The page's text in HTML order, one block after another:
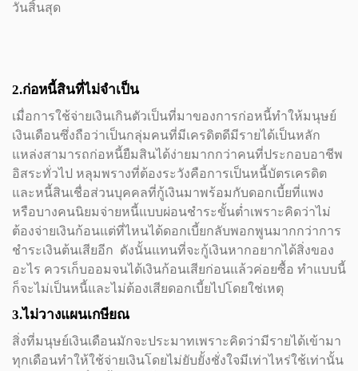
วันสิ้นสุด
2.ก่อหนี้สินที่ไม่จำเป็น
เมื่อการใช้จ่ายเงินเกินตัวเป็นที่มาของการก่อหนี้ทำให้มนุษย์
เงินเดือนซึ่งถือว่าเป็นกลุ่มคนที่มีเครดิตดีมีรายได้เป็นหลัก
แหล่งสามารถก่อหนี้ยืมสินได้ง่ายมากกว่าคนที่ประกอบอาชีพ
อิสระทั่วไป หลุมพรางที่ต้องระวังคือการเป็นหนี้บัตรเครดิต
และหนี้สินเชื่อส่วนบุคคลที่กู้เงินมาพร้อมกับดอกเบี้ยที่แพง
หรือบางคนนิยมจ่ายหนี้แบบผ่อนชำระขั้นต่ำเพราะคิดว่าไม่
ต้องจ่ายเงินก้อนแต่ที่ไหนได้ดอกเบี้ยกลับพอกพูนมากกว่าการ
ชำระเงินต้นเสียอีก ดังนั้นแทนที่จะกู้เงินหากอยากได้สิ่งของ
อะไร ควรเก็บออมจนได้เงินก้อนเสียก่อนแล้วค่อยซื้อ ทำแบบนี้
ก็จะไม่เป็นหนี้และไม่ต้องเสียดอกเบี้ยไปโดยใช่เหตุ
3.ไม่วางแผนเกษียณ
สิ่งที่มนุษย์เงินเดือนมักจะประมาทเพราะคิดว่ามีรายได้เข้ามา
ทุกเดือนทำให้ใช้จ่ายเงินโดยไม่ยับยั้งชั่งใจมีเท่าไหร่ใช้เท่านั้น